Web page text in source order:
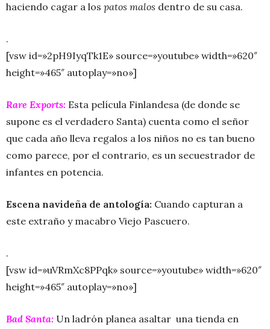
haciendo cagar a los patos malos dentro de su casa.
.
[vsw id=»2pH9IyqTk1E» source=»youtube» width=»620″
height=»465″ autoplay=»no»]
Rare Exports: Esta película Finlandesa (de donde se
supone es el verdadero Santa) cuenta como el señor
que cada año lleva regalos a los niños no es tan bueno
como parece, por el contrario, es un secuestrador de
infantes en potencia.
Escena navideña de antología: Cuando capturan a
este extraño y macabro Viejo Pascuero.
.
[vsw id=»uVRmXc8PPqk» source=»youtube» width=»620″
height=»465″ autoplay=»no»]
Bad Santa: Un ladrón planea asaltar una tienda en